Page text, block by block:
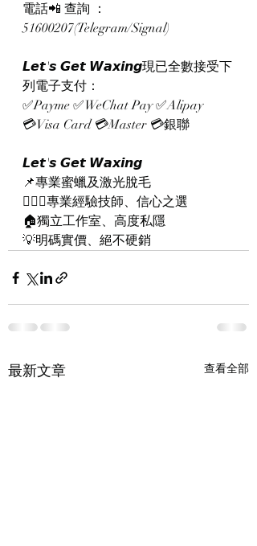
電話📲 查詢 ：
51600207(Telegram/Signal)
𝙇𝙚𝙩'𝙨 𝙂𝙚𝙩 𝙒𝙖𝙭𝙞𝙣𝙜現已全數接受下
列電子支付：
✅Payme ✅WeChat Pay ✅Alipay
💳Visa Card 💳Master 💳銀聯
𝙇𝙚𝙩'𝙨 𝙂𝙚𝙩 𝙒𝙖𝙭𝙞𝙣𝙜
📌專業蜜蠟及激光脫毛
👨🏻‍⚕專業經驗技師、信心之選
🏠獨立工作室、高度私隱
💡明碼實價、絕不硬銷
最新文章 查看全部